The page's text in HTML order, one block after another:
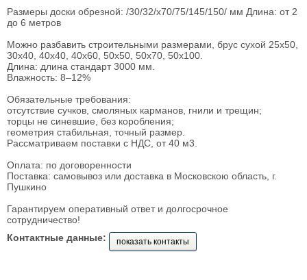
Размеры доски обрезной: /30/32/x70/75/145/150/ мм Длина: от 2
до 6 метров
Можно разбавить строительными размерами, брус сухой 25x50,
30x40, 40x40, 40x60, 50x50, 50x70, 50x100.
Длина: длина стандарт 3000 мм.
Влажность: 8–12%
Обязательные требования:
отсутствие сучков, смоляных карманов, гнили и трещин;
торцы не синевшие, без коробления;
геометрия стабильная, точный размер.
Рассматриваем поставки с НДС, от 40 м3.
Оплата: по договоренности
Поставка: самовывоз или доставка в Московскою область, г.
Пушкино
Гарантируем оперативный ответ и долгосрочное
сотрудничество!
Контактные данные:
показать контакты